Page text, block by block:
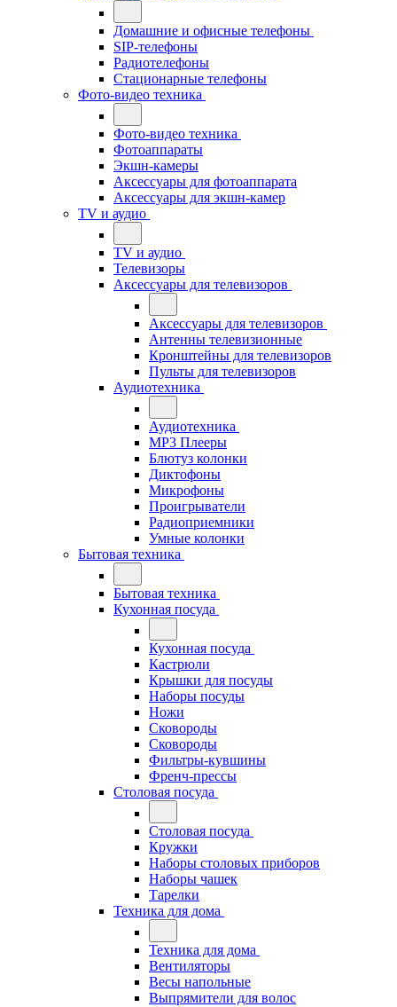
Домашние и офисные телефоны
SIP-телефоны
Радиотелефоны
Стационарные телефоны
Фото-видео техника
Фото-видео техника
Фотоаппараты
Экшн-камеры
Аксессуары для фотоаппарата
Аксессуары для экшн-камер
TV и аудио
TV и аудио
Телевизоры
Аксессуары для телевизоров
Аксессуары для телевизоров
Антенны телевизионные
Кронштейны для телевизоров
Пульты для телевизоров
Аудиотехника
Аудиотехника
MP3 Плееры
Блютуз колонки
Диктофоны
Микрофоны
Проигрыватели
Радиоприемники
Умные колонки
Бытовая техника
Бытовая техника
Кухонная посуда
Кухонная посуда
Кастрюли
Крышки для посуды
Наборы посуды
Ножи
Сковороды
Сковороды
Фильтры-кувшины
Френч-прессы
Столовая посуда
Столовая посуда
Кружки
Наборы столовых приборов
Наборы чашек
Тарелки
Техника для дома
Техника для дома
Вентиляторы
Весы напольные
Выпрямители для волос